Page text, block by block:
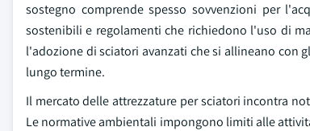
sostegno comprende spesso sovvenzioni per
sostenibili e regolamenti che richiedono l'uso di
l'adozione di sciatori avanzati che si allineano con
lungo termine.
Il mercato delle attrezzature per sciatori incontra
Le normative ambientali impongono limiti alle